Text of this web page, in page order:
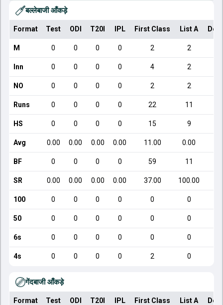
बल्लेबाजी आँकड़े
Format Test ODI T20I IPL First Class List A
M 0 0 0 0 2 2
Inn 0 0 0 0 4 2
NO 0 0 0 0 2 2
Runs 0 0 0 0 22 11
HS 0 0 0 0 15 9
Avg 0.00 0.00 0.00 0.00 11.00 0.00
BF 0 0 0 0 59 11
SR 0.00 0.00 0.00 0.00 37.00 100.00
100 0 0 0 0 0 0
50 0 0 0 0 0 0
6s 0 0 0 0 0 0
4s 0 0 0 0 2 0
गेंदबाजी आँकड़े
Format Test ODI T20I IPL First Class List A